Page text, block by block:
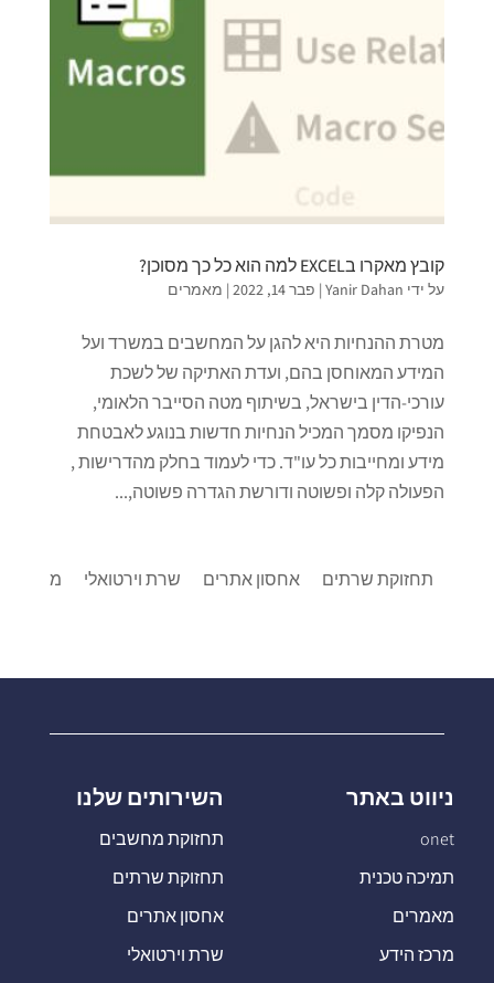
קובץ מאקרו בEXCEL למה הוא כל כך מסוכן?
על ידי Yanir Dahan
| פבר 14, 2022 | מאמרים
מטרת ההנחיות היא להגן על המחשבים במשרד ועל
המידע המאוחסן בהם, ועדת האתיקה של לשכת
עורכי-הדין בישראל, בשיתוף מטה הסייבר הלאומי,
הנפיקו מסמך המכיל הנחיות חדשות בנוגע לאבטחת
מידע ומחייבות כל עו"ד. כדי לעמוד בחלק מהדרישות ,
הפעולה קלה ופשוטה ודורשת הגדרה פשוטה,...
תחזוקת שרתים אחסון אתרים שרת וירטואלי מרכזיות IP
ניווט באתר
onet
תמיכה טכנית
מאמרים
מרכז הידע
השירותים שלנו
תחזוקת מחשבים
תחזוקת שרתים
אחסון אתרים
שרת וירטואלי